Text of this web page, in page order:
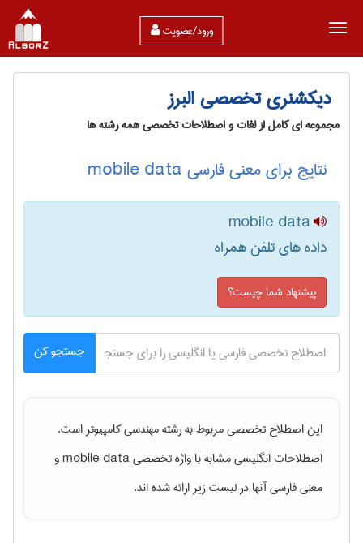
ورود/عضویت
دیکشنری تخصصی البرز
مجموعه ای کامل از لغات و اصطلاحات تخصصی همه رشته ها
نتایج برای معنی فارسی mobile data
mobile data
داده های تلفن همراه
پیشنهاد شما چیست؟
جستجو کن
این اصطلاح تخصصی مربوط به رشتهمهندسی كامپيوتراست.
اصطلاحات انگلیسی مشابه با واژه تخصصیmobile dataو
معنی فارسی آنها در لیست زیر ارائه شده اند.